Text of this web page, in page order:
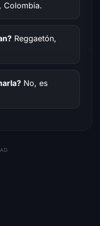
Colombia.
Reggaetón,
No, es